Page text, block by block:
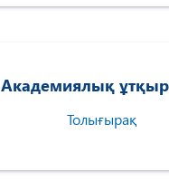
Академиялық
Толығырақ